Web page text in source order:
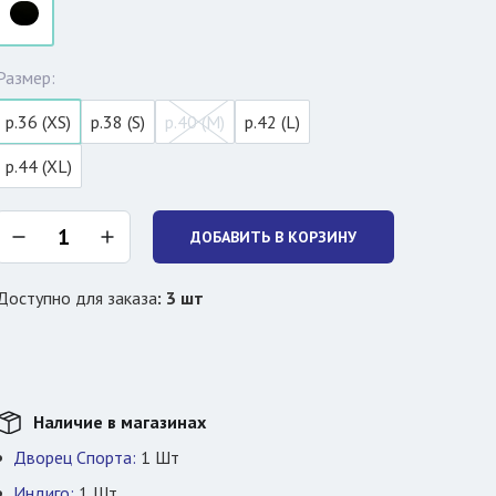
р.36 (XS)
р.38 (S) р.40 (M)
р.42 (L)
р.44 (XL)
ДОБАВИТЬ В КОРЗИНУ
для заказа: 3 шт
Наличие в магазинах
Дворец Спорта: 1 Шт